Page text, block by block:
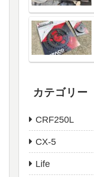
カテゴリー
CRF250L
CX-5
Life